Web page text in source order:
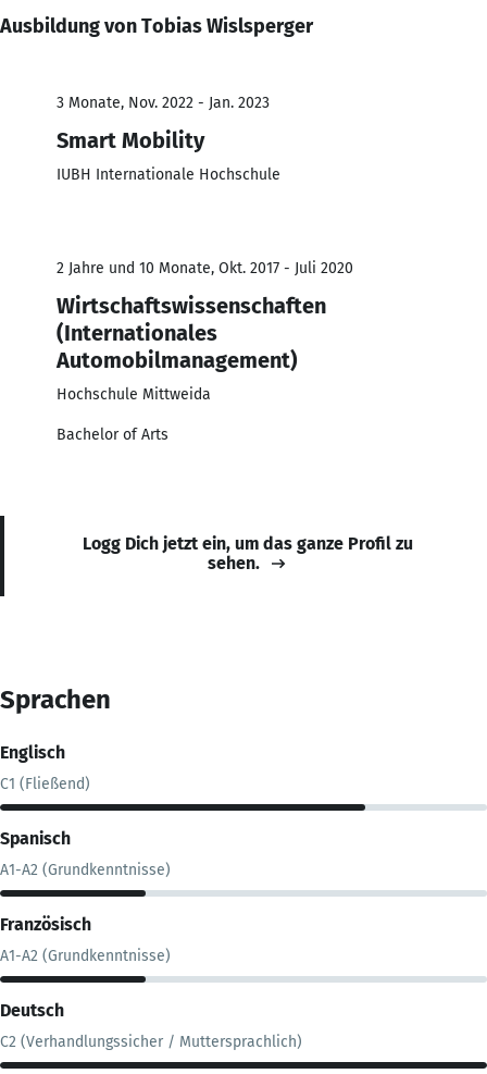
Ausbildung von Tobias Wislsperger
3 Monate, Nov. 2022 - Jan. 2023
Smart Mobility
IUBH Internationale Hochschule
2 Jahre und 10 Monate, Okt. 2017 - Juli 2020
Wirtschaftswissenschaften
(Internationales
Automobilmanagement)
Hochschule Mittweida
Bachelor of Arts
Logg Dich jetzt ein, um das ganze Profil zu
sehen.
Sprachen
Englisch
C1 (Fließend)
Spanisch
A1-A2 (Grundkenntnisse)
Französisch
A1-A2 (Grundkenntnisse)
Deutsch
C2 (Verhandlungssicher / Muttersprachlich)